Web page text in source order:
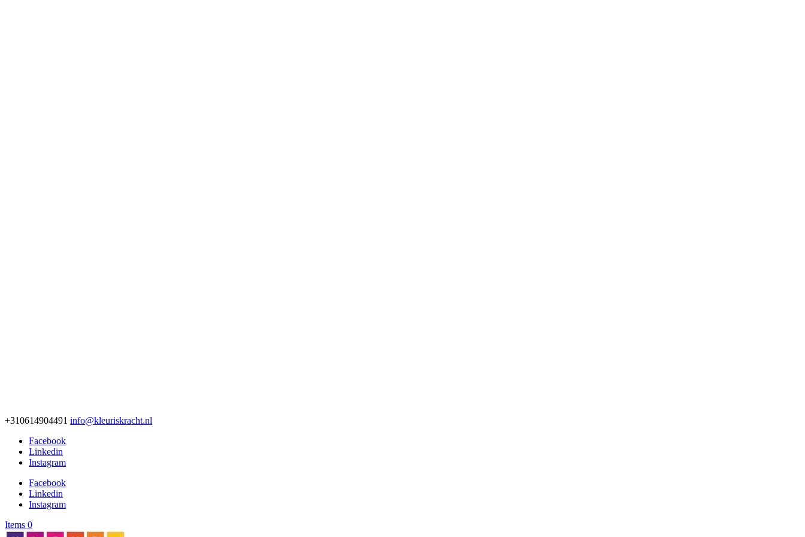
+310614904491 info@kleuriskracht.nl
Facebook
Linkedin
Instagram
Facebook
Linkedin
Instagram
Items 0